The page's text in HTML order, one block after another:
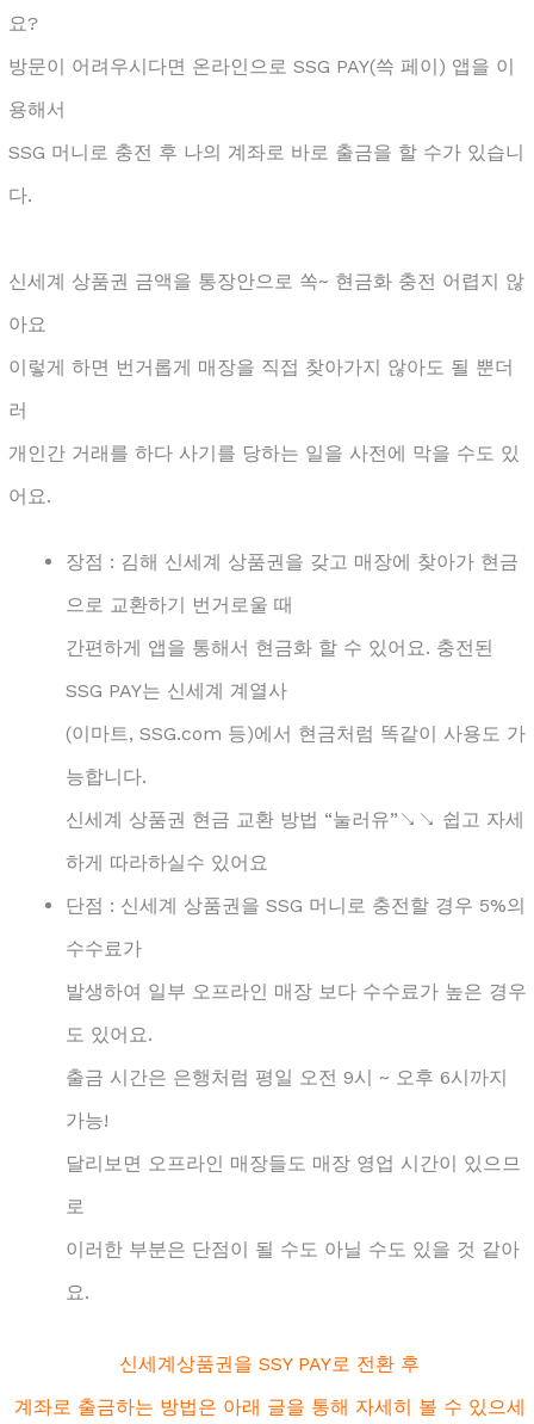
요?
방문이 어려우시다면 온라인으로 SSG PAY(쓱 페이) 앱을 이
용해서
SSG 머니로 충전 후 나의 계좌로 바로 출금을 할 수가 있습니
다.
신세계 상품권 금액을 통장안으로 쏙~ 현금화 충전 어렵지 않
아요
이렇게 하면 번거롭게 매장을 직접 찾아가지 않아도 될 뿐더
러
개인간 거래를 하다 사기를 당하는 일을 사전에 막을 수도 있
어요.
장점 : 김해 신세계 상품권을 갖고 매장에 찾아가 현금
으로 교환하기 번거로울 때
간편하게 앱을 통해서 현금화 할 수 있어요. 충전된
SSG PAY는 신세계 계열사
(이마트, SSG.com 등)에서 현금처럼 똑같이 사용도 가
능합니다.
신세계 상품권 현금 교환 방법 “눌러유”↘↘ 쉽고 자세
하게 따라하실수 있어요
단점 : 신세계 상품권을 SSG 머니로 충전할 경우 5%의
수수료가
발생하여 일부 오프라인 매장 보다 수수료가 높은 경우
도 있어요.
출금 시간은 은행처럼 평일 오전 9시 ~ 오후 6시까지
가능!
달리보면 오프라인 매장들도 매장 영업 시간이 있으므
로
이러한 부분은 단점이 될 수도 아닐 수도 있을 것 같아
요.
신세계상품권을 SSY PAY로 전환 후
계좌로 출금하는 방법은 아래 글을 통해 자세히 볼 수 있으세